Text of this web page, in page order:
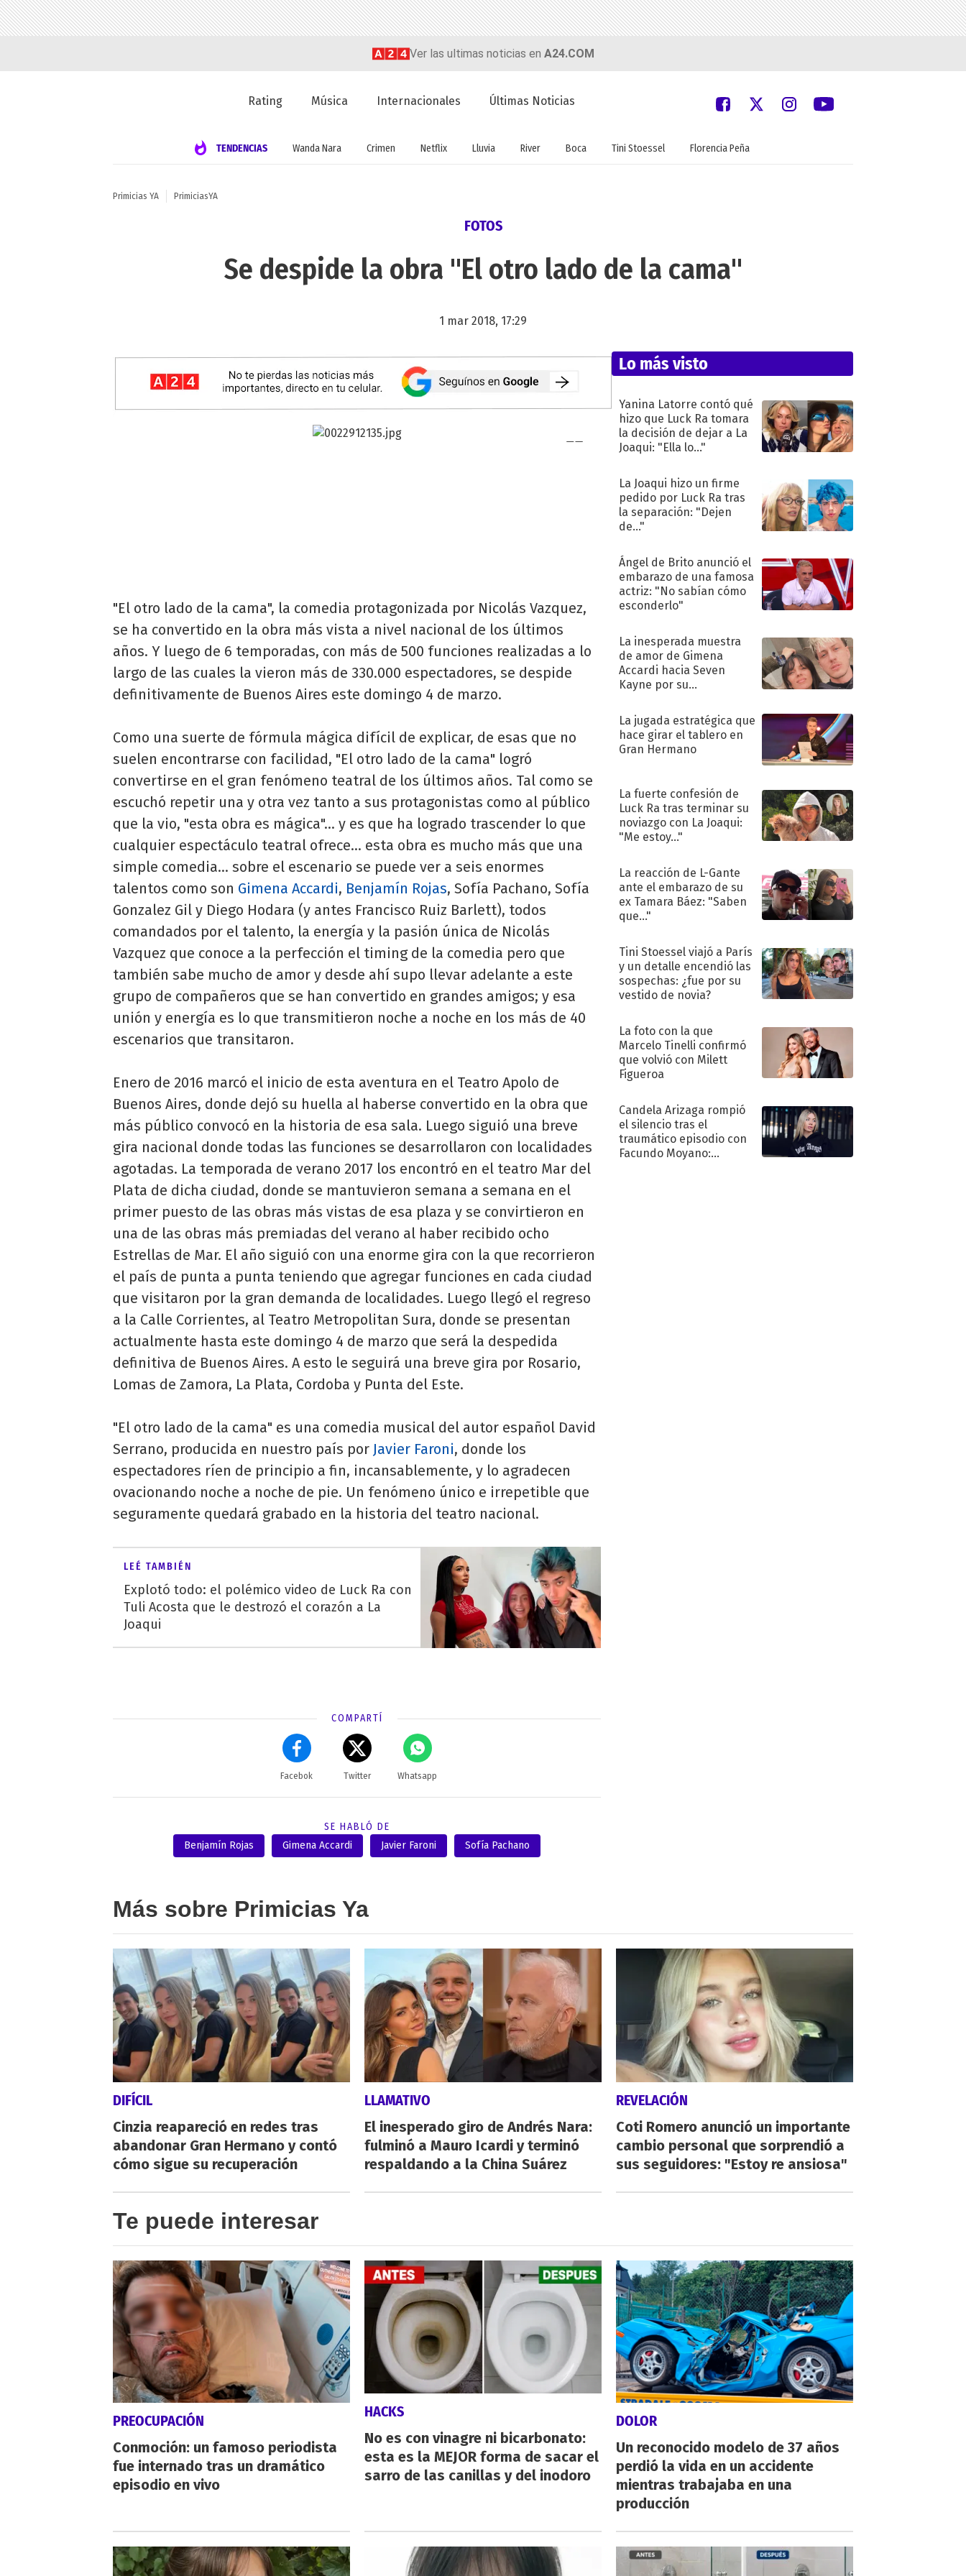
Ver las ultimas noticias en A24.COM
Rating Música Internacionales Últimas Noticias
TENDENCIAS Wanda Nara Crimen Netflix Lluvia River Boca Tini Stoessel Florencia Peña
Primicias YA PrimiciasYA
FOTOS
Se despide la obra "El otro lado de la cama"
1 mar 2018, 17:29
"El otro lado de la cama", la comedia protagonizada por Nicolás Vazquez,
se ha convertido en la obra más vista a nivel nacional de los últimos
años. Y luego de 6 temporadas, con más de 500 funciones realizadas a lo
largo de las cuales la vieron más de 330.000 espectadores, se despide
definitivamente de Buenos Aires este domingo 4 de marzo.
Como una suerte de fórmula mágica difícil de explicar, de esas que no
suelen encontrarse con facilidad, "El otro lado de la cama" logró
convertirse en el gran fenómeno teatral de los últimos años. Tal como se
escuchó repetir una y otra vez tanto a sus protagonistas como al público
que la vio, "esta obra es mágica"... y es que ha logrado trascender lo que
cualquier espectáculo teatral ofrece... esta obra es mucho más que una
simple comedia... sobre el escenario se puede ver a seis enormes
talentos como son Gimena Accardi, Benjamín Rojas, Sofía Pachano, Sofía
Gonzalez Gil y Diego Hodara (y antes Francisco Ruiz Barlett), todos
comandados por el talento, la energía y la pasión única de Nicolás
Vazquez que conoce a la perfección el timing de la comedia pero que
también sabe mucho de amor y desde ahí supo llevar adelante a este
grupo de compañeros que se han convertido en grandes amigos; y esa
unión y energía es lo que transmitieron noche a noche en los más de 40
escenarios que transitaron.
Enero de 2016 marcó el inicio de esta aventura en el Teatro Apolo de
Buenos Aires, donde dejó su huella al haberse convertido en la obra que
más público convocó en la historia de esa sala. Luego siguió una breve
gira nacional donde todas las funciones se desarrollaron con localidades
agotadas. La temporada de verano 2017 los encontró en el teatro Mar del
Plata de dicha ciudad, donde se mantuvieron semana a semana en el
primer puesto de las obras más vistas de esa plaza y se convirtieron en
una de las obras más premiadas del verano al haber recibido ocho
Estrellas de Mar. El año siguió con una enorme gira con la que recorrieron
el país de punta a punta teniendo que agregar funciones en cada ciudad
que visitaron por la gran demanda de localidades. Luego llegó el regreso
a la Calle Corrientes, al Teatro Metropolitan Sura, donde se presentan
actualmente hasta este domingo 4 de marzo que será la despedida
definitiva de Buenos Aires. A esto le seguirá una breve gira por Rosario,
Lomas de Zamora, La Plata, Cordoba y Punta del Este.
"El otro lado de la cama" es una comedia musical del autor español David
Serrano, producida en nuestro país por Javier Faroni, donde los
espectadores ríen de principio a fin, incansablemente, y lo agradecen
ovacionando noche a noche de pie. Un fenómeno único e irrepetible que
seguramente quedará grabado en la historia del teatro nacional.
LEÉ TAMBIÉN
Explotó todo: el polémico video de Luck Ra con
Tuli Acosta que le destrozó el corazón a La
Joaqui
COMPARTÍ
Facebok Twitter Whatsapp
SE HABLÓ DE
Benjamín Rojas
Gimena Accardi Javier Faroni Sofía Pachano
Lo más visto
Yanina Latorre contó qué
hizo que Luck Ra tomara
la decisión de dejar a La
Joaqui: "Ella lo..."
La Joaqui hizo un firme
pedido por Luck Ra tras
la separación: "Dejen
de..."
Ángel de Brito anunció el
embarazo de una famosa
actriz: "No sabían cómo
esconderlo"
La inesperada muestra
de amor de Gimena
Accardi hacia Seven
Kayne por su
La jugada estratégica que
hace girar el tablero en
Gran Hermano
La fuerte confesión de
Luck Ra tras terminar su
noviazgo con La Joaqui:
"Me estoy..."
La reacción de L-Gante
ante el embarazo de su
ex Tamara Báez: "Saben
que..."
Tini Stoessel viajó a París
y un detalle encendió las
sospechas: ¿fue por su
vestido de novia?
La foto con la que
Marcelo Tinelli confirmó
que volvió con Milett
Figueroa
Candela Arizaga rompió
el silencio tras el
traumático episodio con
Facundo Moyano:
Más sobre Primicias Ya
DIFÍCIL
Cinzia reapareció en redes tras
abandonar Gran Hermano y contó
cómo sigue su recuperación
LLAMATIVO
El inesperado giro de Andrés Nara:
fulminó a Mauro Icardi y terminó
respaldando a la China Suárez
REVELACIÓN
Coti Romero anunció un importante
cambio personal que sorprendió a
sus seguidores: "Estoy re ansiosa"
Te puede interesar
PREOCUPACIÓN
Conmoción: un famoso periodista
fue internado tras un dramático
episodio en vivo
HACKS
No es con vinagre ni bicarbonato:
esta es la MEJOR forma de sacar el
sarro de las canillas y del inodoro
DOLOR
Un reconocido modelo de 37 años
perdió la vida en un accidente
mientras trabajaba en una
producción